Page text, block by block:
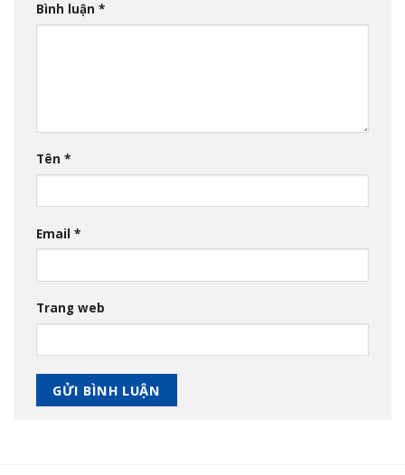
Bình luận *
Tên *
Email *
Trang web